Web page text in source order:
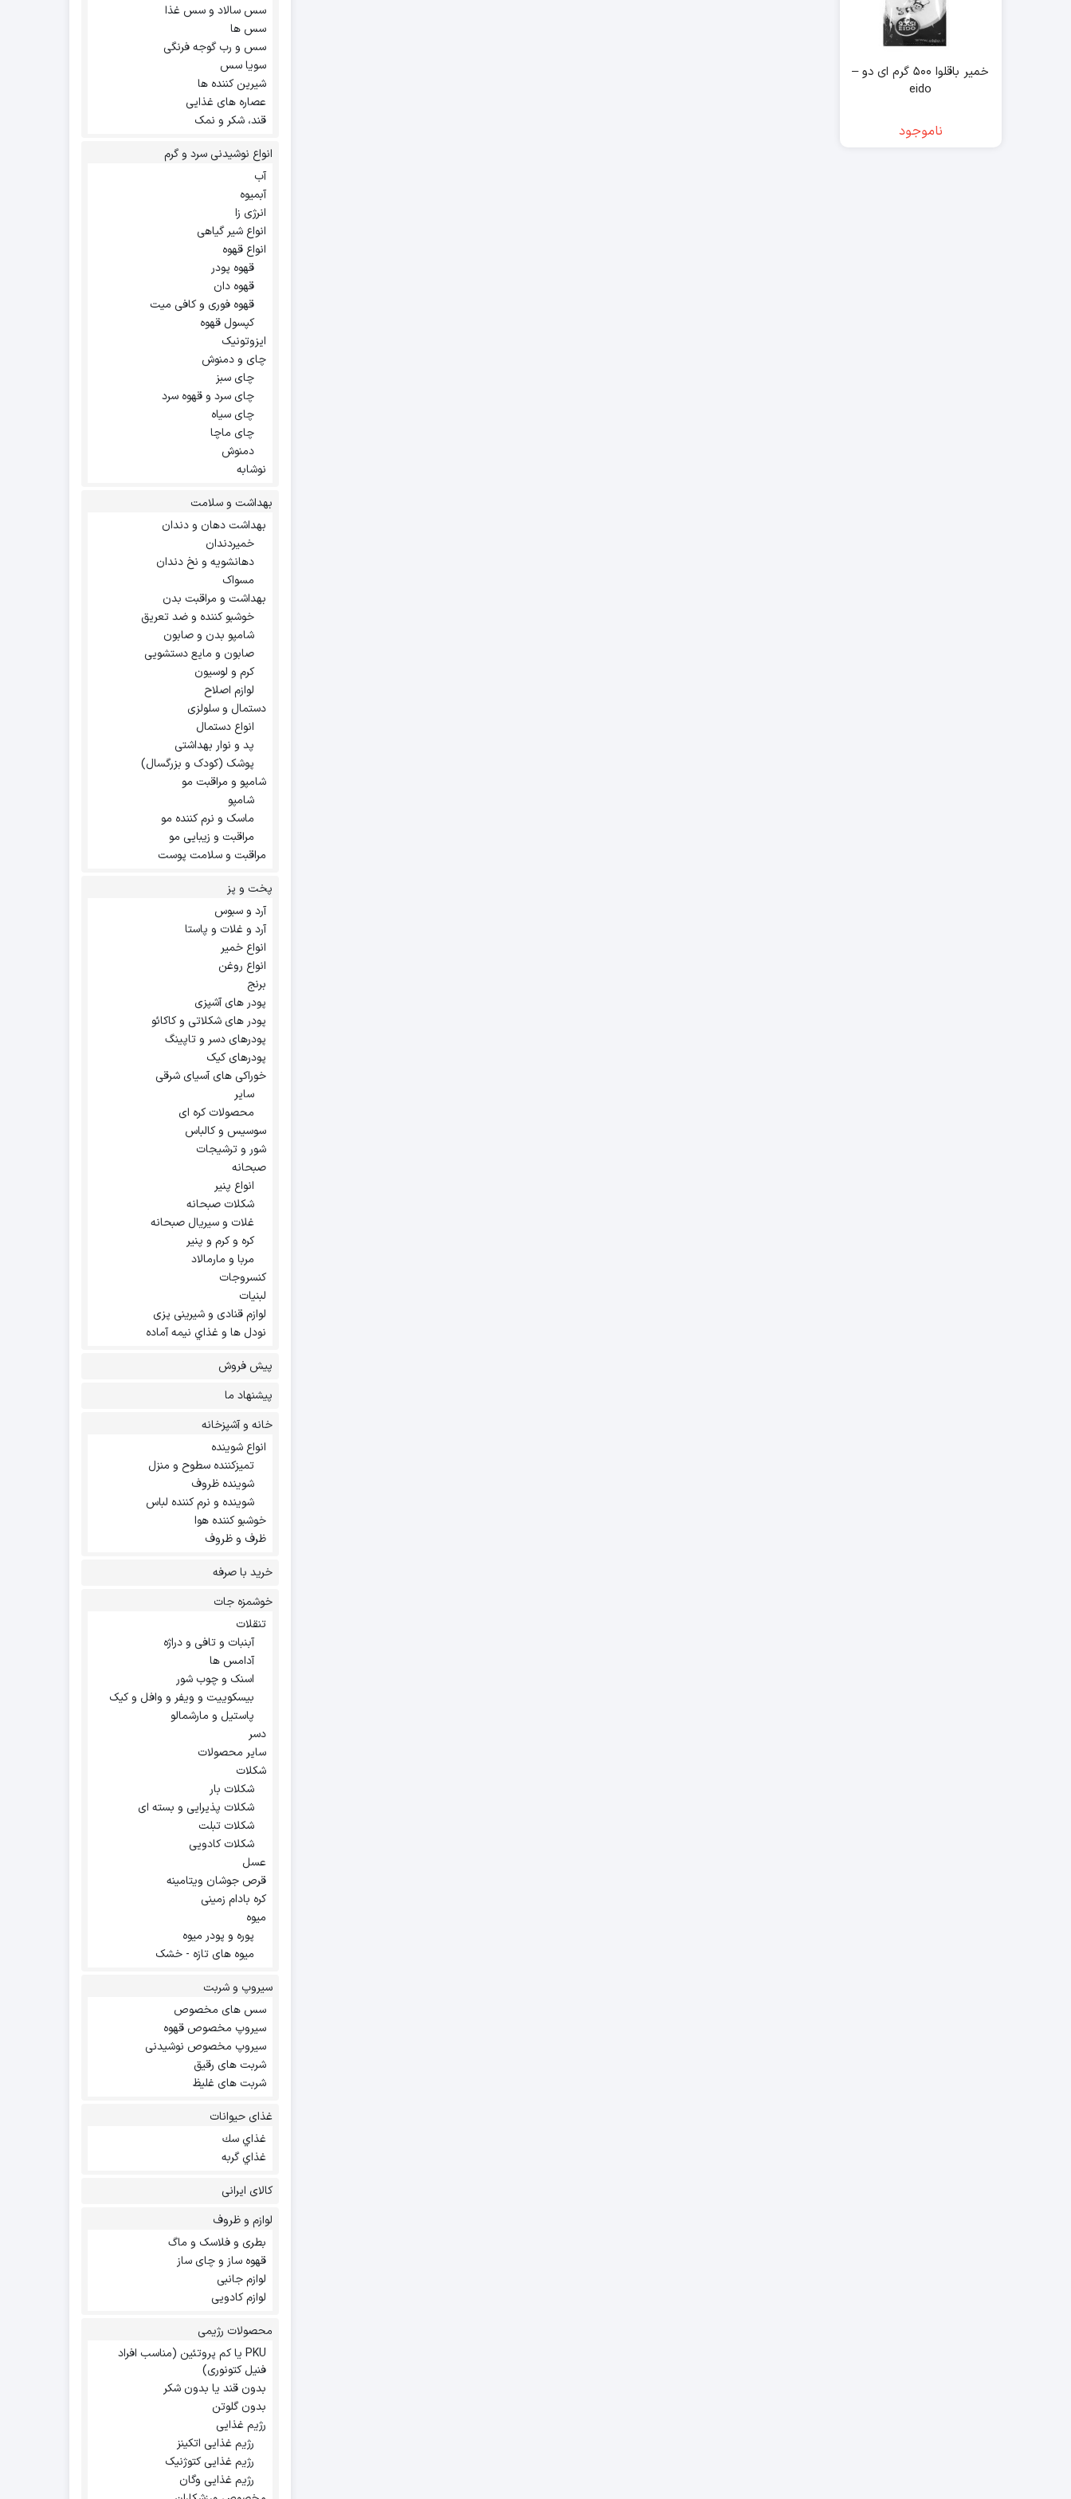
خمیر باقلوا ۵۰۰ گرم ای دو –
eido
ناموجود
سس سالاد و سس غذا
سس ها
سس و رب گوجه فرنگی
سویا سس
شیرین کننده ها
عصاره های غذایی
قند، شکر و نمک
انواع نوشیدنی سرد و گرم
آب
آبمیوه
انرژی زا
انواع شیر گیاهی
انواع قهوه
قهوه پودر
قهوه دان
قهوه فوری و کافی میت
کپسول قهوه
ایزوتونیک
چای و دمنوش
چای سبز
چای سرد و قهوه سرد
چای سیاه
چای ماچا
دمنوش
نوشابه
بهداشت و سلامت
بهداشت دهان و دندان
خمیردندان
دهانشویه و نخ دندان
مسواک
بهداشت و مراقبت بدن
خوشبو کننده و ضد تعریق
شامپو بدن و صابون
صابون و مایع دستشویی
کرم و لوسیون
لوازم اصلاح
دستمال و سلولزی
انواع دستمال
پد و نوار بهداشتی
پوشک (کودک و بزرگسال)
شامپو و مراقبت مو
شامپو
ماسک و نرم کننده مو
مراقبت و زیبایی مو
مراقبت و سلامت پوست
پخت و پز
آرد و سبوس
آرد و غلات و پاستا
انواع خمیر
انواع روغن
برنج
پودر های آشپزی
پودر های شکلاتی و کاکائو
پودرهای دسر و تاپینگ
پودرهای کیک
خوراکی های آسیای شرقی
سایر
محصولات کره ای
سوسیس و کالباس
شور و ترشیجات
صبحانه
انواع پنیر
شکلات صبحانه
غلات و سیریال صبحانه
کره و کرم و پنیر
مربا و مارمالاد
کنسروجات
لبنیات
لوازم قنادی و شیرینی پزی
نودل ها و غذاي نيمه آماده
پیش فروش
پیشنهاد ما
خانه و آشپزخانه
انواع شوینده
تمیزکننده سطوح و منزل
شوینده ظروف
شوینده و نرم کننده لباس
خوشبو کننده هوا
ظرف و ظروف
خرید با صرفه
خوشمزه جات
تنقلات
آبنبات و تافی و دراژه
آدامس ها
اسنک و چوب شور
بیسکوییت و ویفر و وافل و کیک
پاستیل و مارشمالو
دسر
سایر محصولات
شکلات
شکلات بار
شکلات پذیرایی و بسته ای
شکلات تبلت
شکلات کادویی
عسل
قرص جوشان ویتامینه
کره بادام زمینی
میوه
پوره و پودر میوه
میوه های تازه - خشک
سیروپ و شربت
سس های مخصوص
سیروپ مخصوص قهوه
سیروپ مخصوص نوشیدنی
شربت های رقیق
شربت های غلیظ
غذای حیوانات
غذاي سك
غذاي گربه
کالای ایرانی
لوازم و ظروف
بطری و فلاسک و ماگ
قهوه ساز و چای ساز
لوازم جانبی
لوازم کادویی
محصولات رژیمی
PKU یا کم پروتئین (مناسب افراد
فنیل کتونوری)
بدون قند یا بدون شکر
بدون گلوتن
رژیم غذایی
رژیم غذایی اتکینز
رژیم غذایی کتوژنیک
رژیم غذایی وگان